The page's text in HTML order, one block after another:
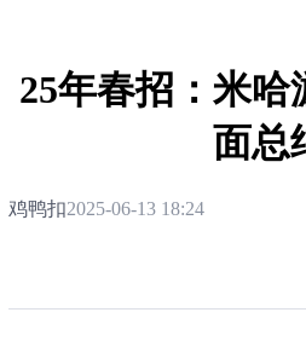
25年春招：米哈
面总
鸡鸭扣2025-06-13 18:24